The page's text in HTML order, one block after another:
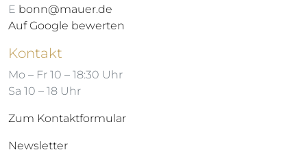
E bonn@mauer.de
Auf Google bewerten
Kontakt
Mo – Fr 10 – 18:30 Uhr
Sa 10 – 18 Uhr
Zum Kontaktformular
Newsletter